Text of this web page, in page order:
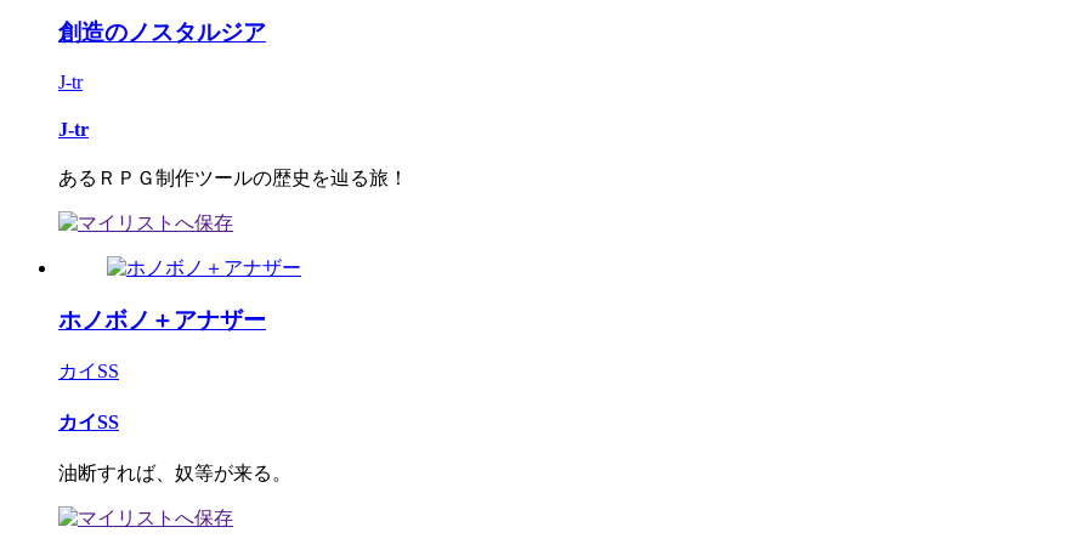
創造のノスタルジア
J-tr
J-tr
あるＲＰＧ制作ツールの歴史を辿る旅！
ホノボノ＋アナザー
カイSS
カイSS
油断すれば、奴等が来る。